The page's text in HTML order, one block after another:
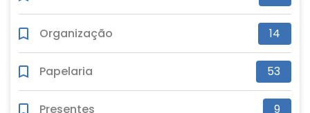
Organização 14
Papelaria 53
Presentes 9